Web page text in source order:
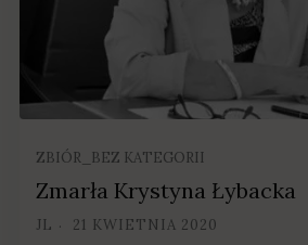
ZBIÓR_BEZ KATEGORII
Zmarła Krystyna Łybacka
JL 21 KWIETNIA 2020